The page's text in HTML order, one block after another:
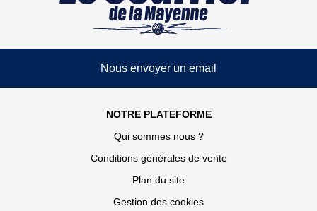
Nous envoyer un email
NOTRE PLATEFORME
Qui sommes nous ?
Conditions générales de vente
Plan du site
Gestion des cookies